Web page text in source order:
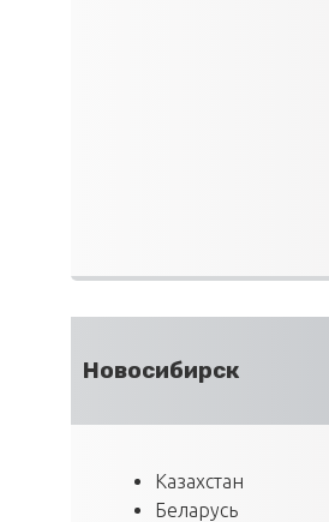
Новосибирск
Казахстан
Беларусь